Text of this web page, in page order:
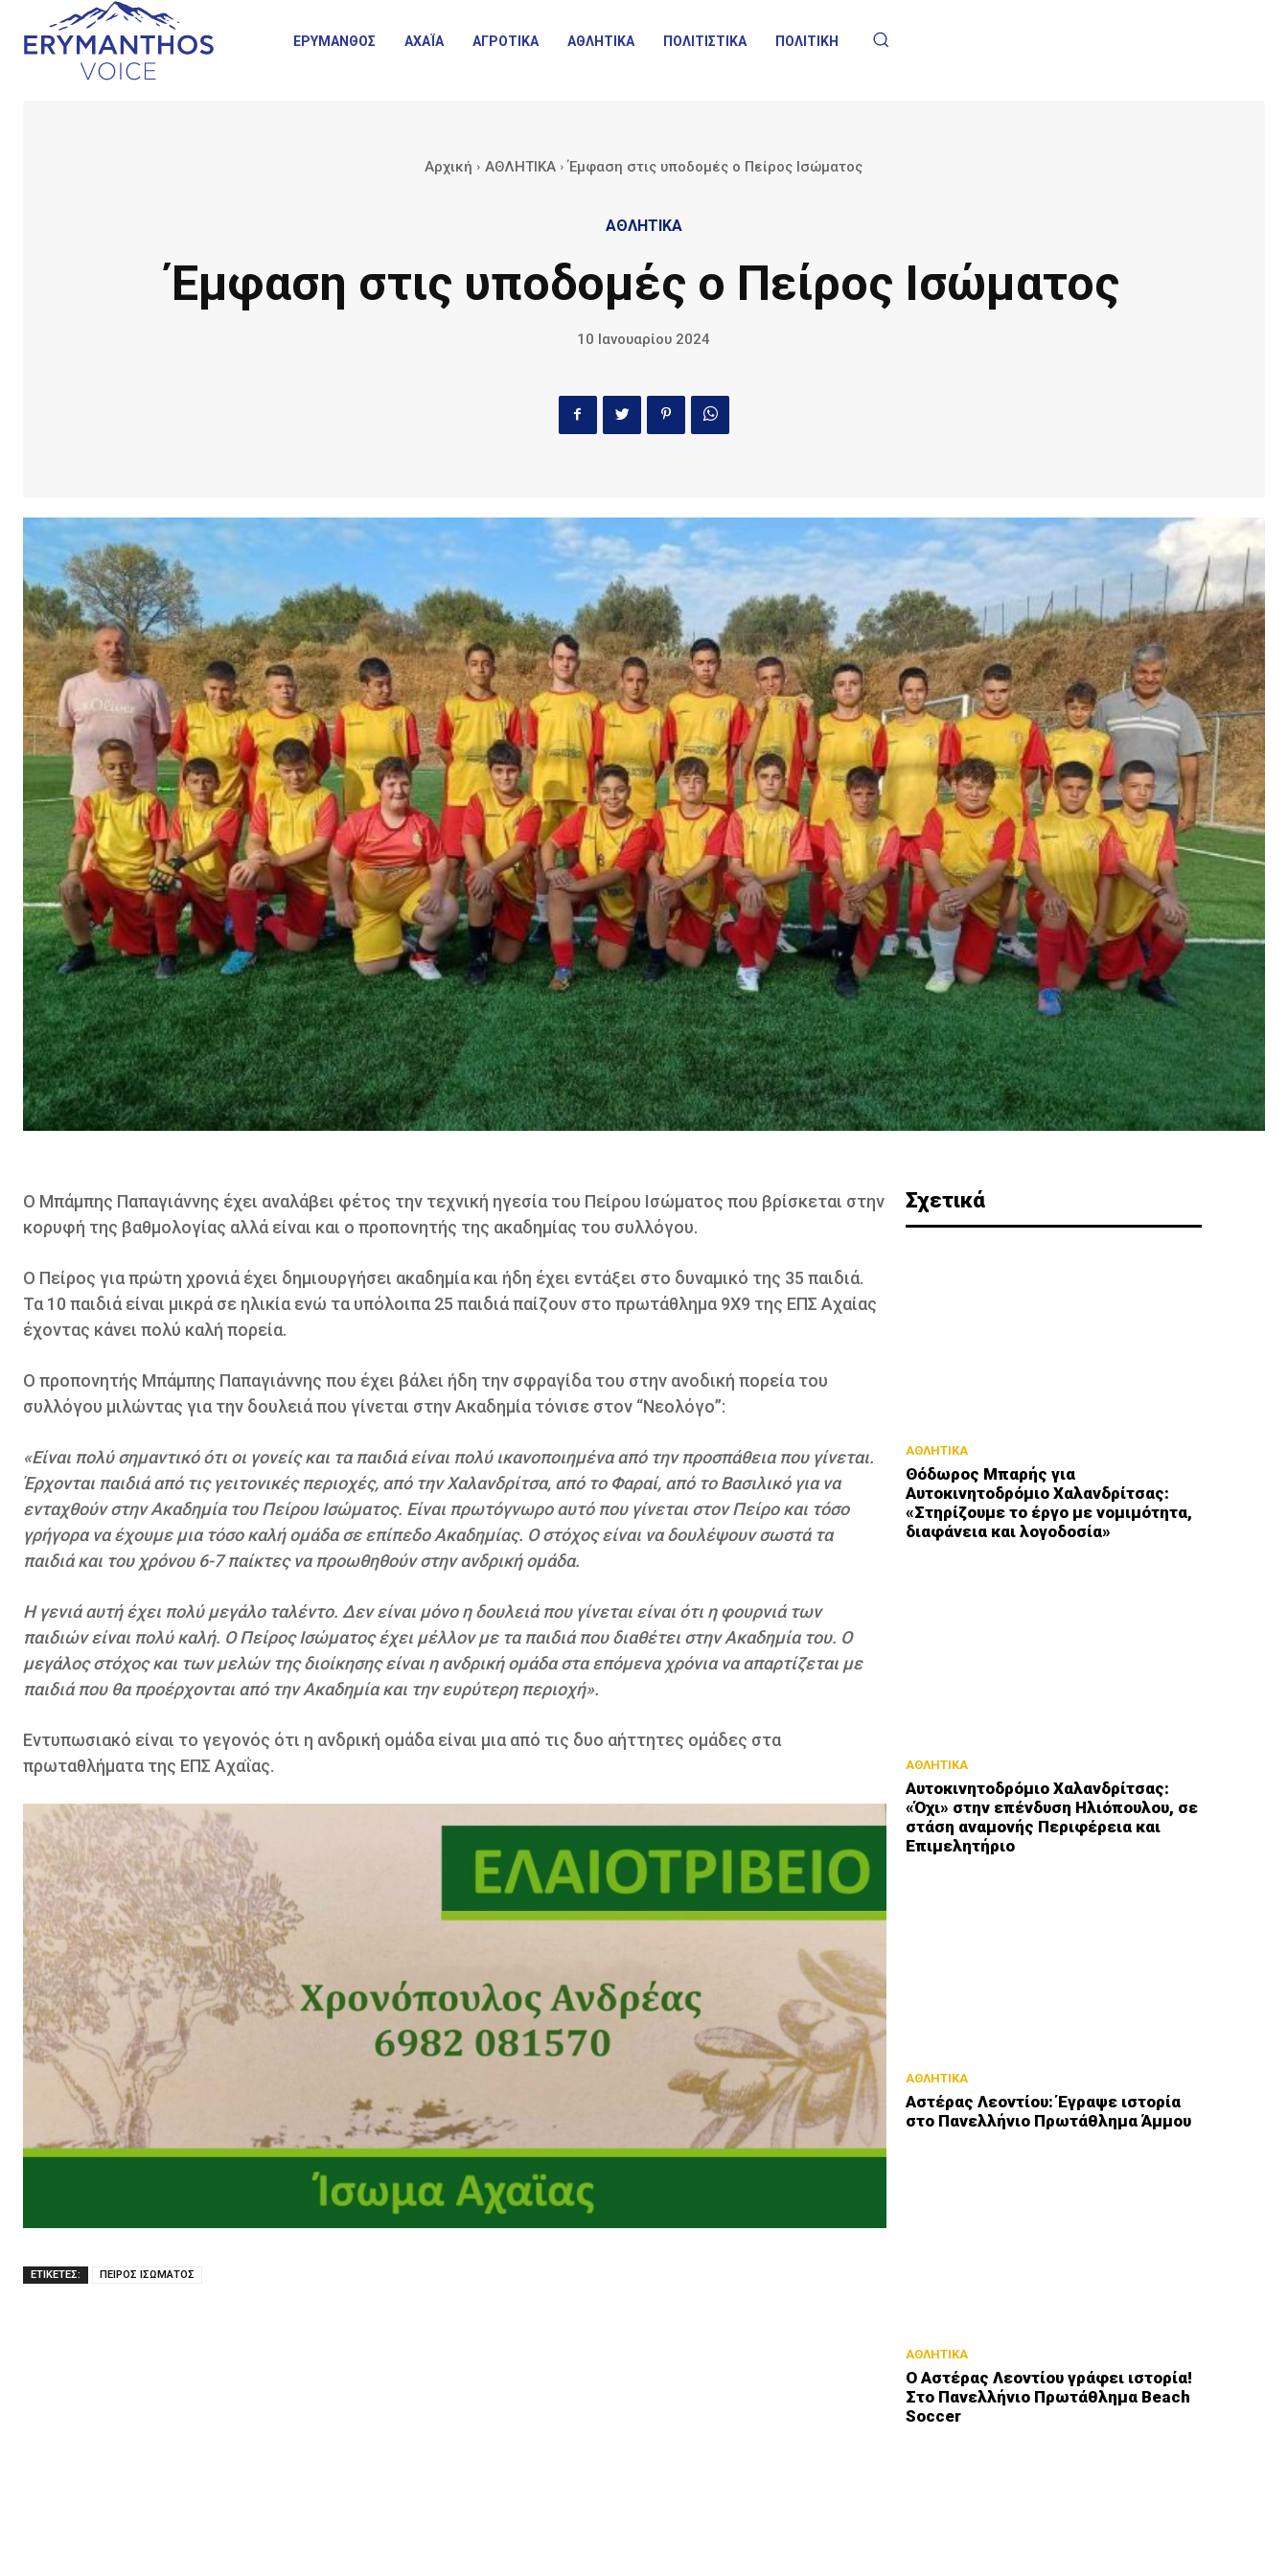
ΕΡΥΜΑΝΘΟΣ ΑΧΑΪΑ ΑΓΡΟΤΙΚΑ ΑΘΛΗΤΙΚΑ ΠΟΛΙΤΙΣΤΙΚΑ ΠΟΛΙΤΙΚΗ
Αρχική ΑΘΛΗΤΙΚΑ Έμφαση στις υποδομές ο Πείρος Ισώματος
ΑΘΛΗΤΙΚΑ
Έμφαση στις υποδομές ο Πείρος Ισώματος
10 Ιανουαρίου 2024
Ο Μπάμπης Παπαγιάννης έχει αναλάβει φέτος την τεχνική ηγεσία του Πείρου Ισώματος που βρίσκεται στην
κορυφή της βαθμολογίας αλλά είναι και ο προπονητής της ακαδημίας του συλλόγου.
Ο Πείρος για πρώτη χρονιά έχει δημιουργήσει ακαδημία και ήδη έχει εντάξει στο δυναμικό της 35 παιδιά.
Τα 10 παιδιά είναι μικρά σε ηλικία ενώ τα υπόλοιπα 25 παιδιά παίζουν στο πρωτάθλημα 9Χ9 της ΕΠΣ Αχαίας
έχοντας κάνει πολύ καλή πορεία.
Ο προπονητής Μπάμπης Παπαγιάννης που έχει βάλει ήδη την σφραγίδα του στην ανοδική πορεία του
συλλόγου μιλώντας για την δουλειά που γίνεται στην Ακαδημία τόνισε στον “Νεολόγο”:
«Είναι πολύ σημαντικό ότι οι γονείς και τα παιδιά είναι πολύ ικανοποιημένα από την προσπάθεια που γίνεται.
Έρχονται παιδιά από τις γειτονικές περιοχές, από την Χαλανδρίτσα, από το Φαραί, από το Βασιλικό για να
ενταχθούν στην Ακαδημία του Πείρου Ισώματος. Είναι πρωτόγνωρο αυτό που γίνεται στον Πείρο και τόσο
γρήγορα να έχουμε μια τόσο καλή ομάδα σε επίπεδο Ακαδημίας. Ο στόχος είναι να δουλέψουν σωστά τα
παιδιά και του χρόνου 6-7 παίκτες να προωθηθούν στην ανδρική ομάδα.
Η γενιά αυτή έχει πολύ μεγάλο ταλέντο. Δεν είναι μόνο η δουλειά που γίνεται είναι ότι η φουρνιά των
παιδιών είναι πολύ καλή. Ο Πείρος Ισώματος έχει μέλλον με τα παιδιά που διαθέτει στην Ακαδημία του. Ο
μεγάλος στόχος και των μελών της διοίκησης είναι η ανδρική ομάδα στα επόμενα χρόνια να απαρτίζεται με
παιδιά που θα προέρχονται από την Ακαδημία και την ευρύτερη περιοχή».
Εντυπωσιακό είναι το γεγονός ότι η ανδρική ομάδα είναι μια από τις δυο αήττητες ομάδες στα
πρωταθλήματα της ΕΠΣ Αχαΐας.
ΕΤΙΚΕΤΕΣ: ΠΕΙΡΟΣ ΙΣΩΜΑΤΟΣ
Σχετικά
ΑΘΛΗΤΙΚΑ
Θόδωρος Μπαρής για
Αυτοκινητοδρόμιο Χαλανδρίτσας:
«Στηρίζουμε το έργο με νομιμότητα,
διαφάνεια και λογοδοσία»
ΑΘΛΗΤΙΚΑ
Αυτοκινητοδρόμιο Χαλανδρίτσας:
«Όχι» στην επένδυση Ηλιόπουλου, σε
στάση αναμονής Περιφέρεια και
Επιμελητήριο
ΑΘΛΗΤΙΚΑ
Αστέρας Λεοντίου: Έγραψε ιστορία
στο Πανελλήνιο Πρωτάθλημα Άμμου
ΑΘΛΗΤΙΚΑ
Ο Αστέρας Λεοντίου γράφει ιστορία!
Στο Πανελλήνιο Πρωτάθλημα Beach
Soccer